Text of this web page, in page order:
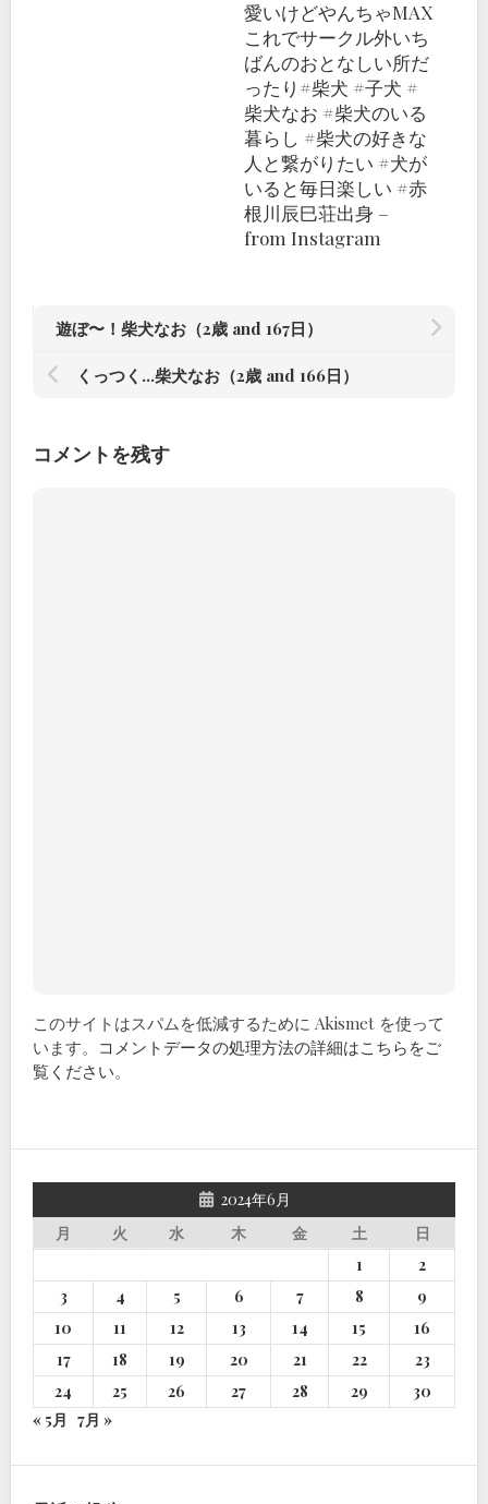
愛いけどやんちゃMAX
これでサークル外いち
ばんのおとなしい所だ
ったり#柴犬 #子犬 #
柴犬なお #柴犬のいる
暮らし #柴犬の好きな
人と繋がりたい #犬が
いると毎日楽しい #赤
根川辰巳荘出身 –
from Instagram
遊ぼ〜！柴犬なお（2歳 and 167日）
くっつく…柴犬なお（2歳 and 166日）
コメントを残す
このサイトはスパムを低減するために Akismet を使って
います。 コメントデータの処理方法の詳細はこちらをご
覧ください。
2024年6月
月
火 水 木 金 土
日
1
2
3
4 5 6 7 8
9
10
11 12 13 14 15
16
17
18 19 20 21 22
23
24
25 26 27 28 29
30
« 5月 7月 »